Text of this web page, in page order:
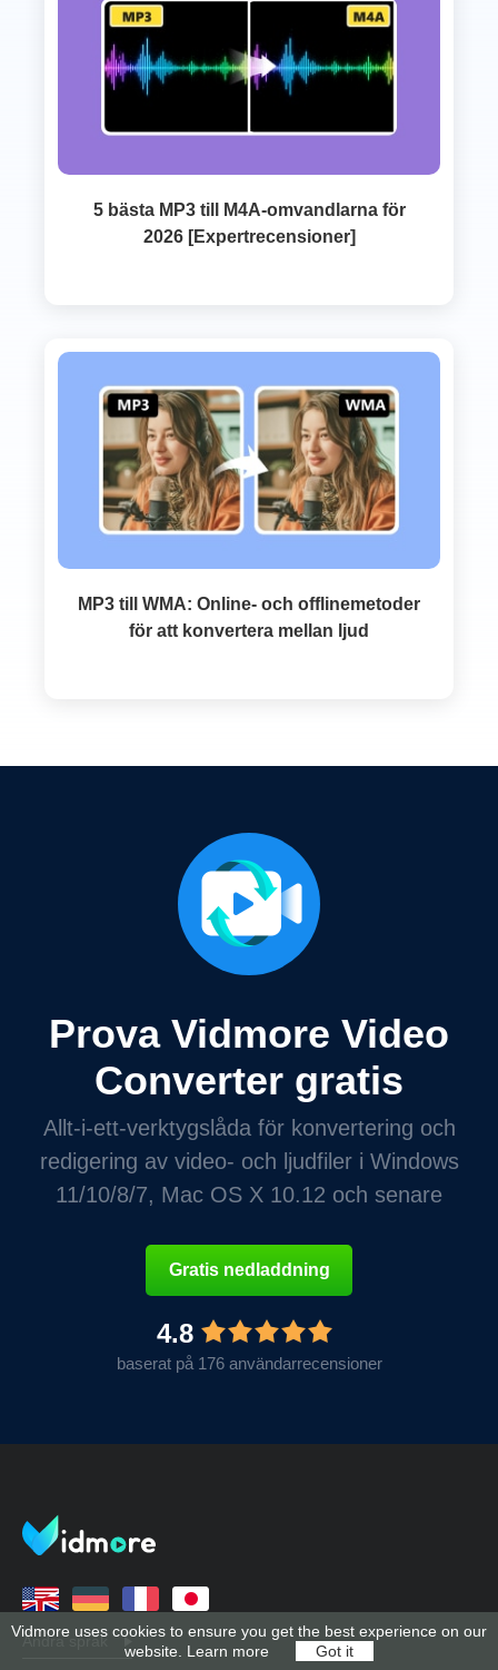
5 bästa MP3 till M4A-omvandlarna för
2026 [Expertrecensioner]
MP3 till WMA: Online- och offlinemetoder
för att konvertera mellan ljud
Prova Vidmore Video
Converter gratis
Allt-i-ett-verktygslåda för konvertering och
redigering av video- och ljudfiler i Windows
11/10/8/7, Mac OS X 10.12 och senare
Gratis nedladdning
4.8
baserat på 176 användarrecensioner
Andra språk
Vidmore uses cookies to ensure you get the best experience on our
website. Learn more Got it